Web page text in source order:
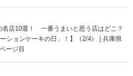
名店10選！ 一番うまいと思う店はどこ？
ーションケーキの日」！】（2/4） | 兵庫県
ージ目